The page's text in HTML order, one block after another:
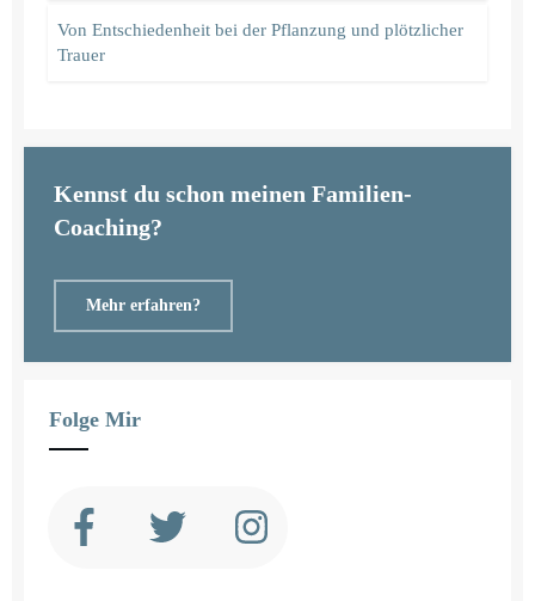
Von Entschiedenheit bei der Pflanzung und plötzlicher
Trauer
Kennst du schon meinen Familien-
Coaching?
Mehr erfahren?
Folge Mir